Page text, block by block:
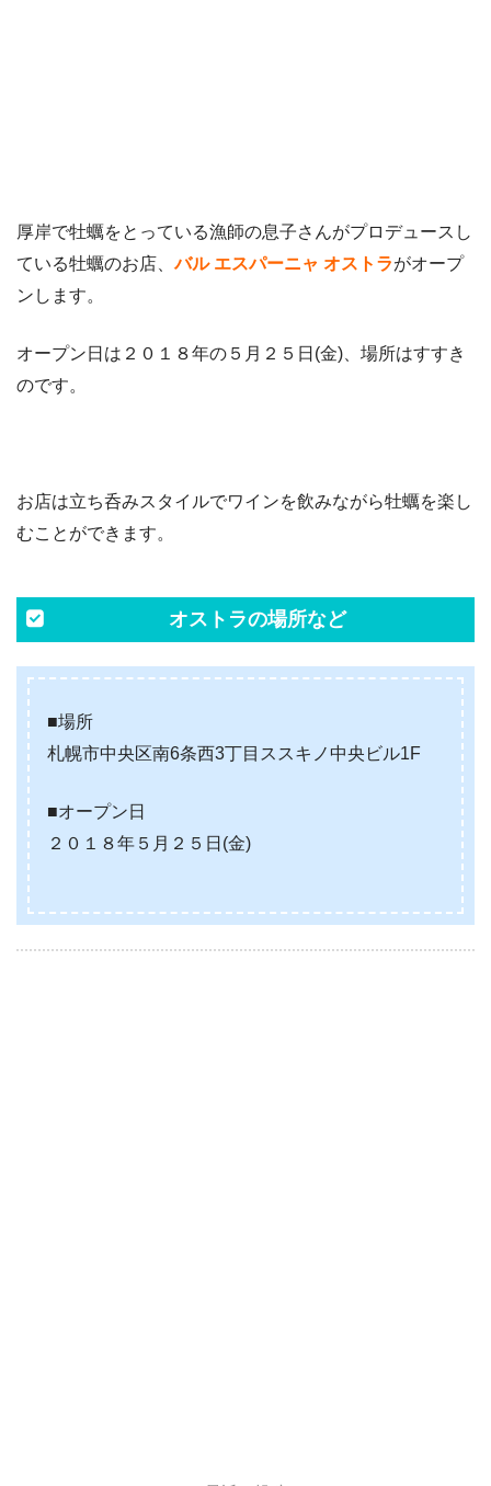
厚岸で牡蠣をとっている漁師の息子さんがプロデュースし
ている牡蠣のお店、バル エスパーニャ オストラがオープ
ンします。
オープン日は２０１８年の５月２５日(金)、場所はすすき
のです。
お店は立ち呑みスタイルでワインを飲みながら牡蠣を楽し
むことができます。
オストラの場所など
■場所
札幌市中央区南6条西3丁目ススキノ中央ビル1F
■オープン日
２０１８年５月２５日(金)